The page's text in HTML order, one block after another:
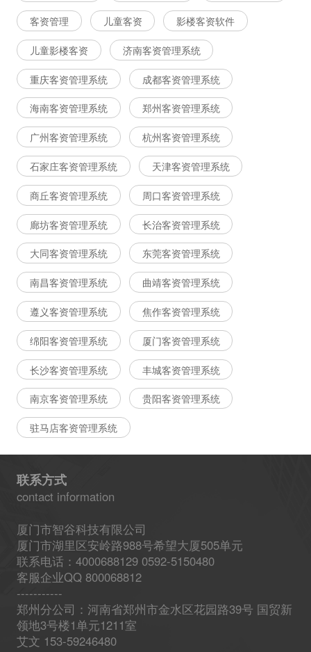
客资管理 儿童客资 影楼客资软件
儿童影楼客资 济南客资管理系统
重庆客资管理系统 成都客资管理系统
海南客资管理系统 郑州客资管理系统
广州客资管理系统 杭州客资管理系统
石家庄客资管理系统 天津客资管理系统
商丘客资管理系统 周口客资管理系统
廊坊客资管理系统 长治客资管理系统
大同客资管理系统 东莞客资管理系统
南昌客资管理系统 曲靖客资管理系统
遵义客资管理系统 焦作客资管理系统
绵阳客资管理系统 厦门客资管理系统
长沙客资管理系统 丰城客资管理系统
南京客资管理系统 贵阳客资管理系统
驻马店客资管理系统
联系方式
contact information
厦门市智谷科技有限公司
厦门市湖里区安岭路988号希望大厦505单元
联系电话：4000688129 0592-5150480
客服企业QQ 800068812
-----------
郑州分公司：河南省郑州市金水区花园路39号 国贸新
领地3号楼1单元1211室
艾文 153-59246480